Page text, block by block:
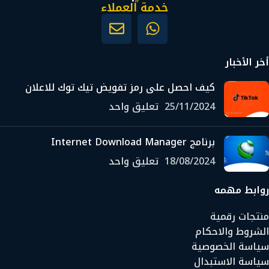
خدمة العملاء
أخر الأخبار
كيف احصل على رمز تفويض تيك توك للاعلان
25/11/2024 تعليق واحد
برنامج Internet Download Manager
18/08/2024 تعليق واحد
روابط مهمه
منتجات رقمية
الشروط والاحكام
سياسة الخصوصية
سياسة الاستبدال